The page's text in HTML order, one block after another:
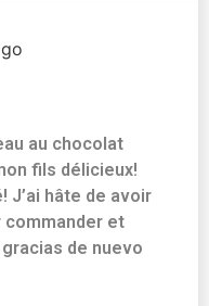
au chocolat
fils délicieux!
J’ai hâte de avoir
commander et
de nuevo